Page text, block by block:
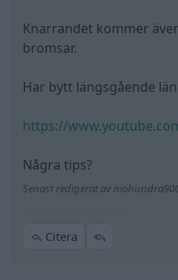
Knarrandet kommer
bromsar.
Har bytt längsgående
https://
Några tips?
Senast redigerat av
Citera